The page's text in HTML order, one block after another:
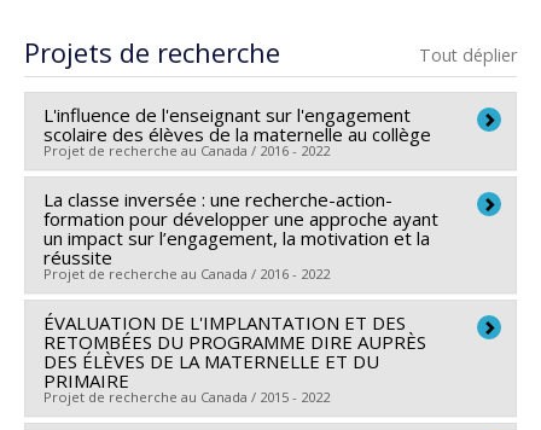
Cycle :Maîtrise
Diplôme obtenu :M.A.
Lien vers le document dans Papyrus
Projets de recherche Tout déplier
L'influence de l'enseignant sur l'engagement
scolaire des élèves de la maternelle au collège
Projet de recherche au Canada / 2016 - 2022
Chercheur principal : Michel Janosz
Co-chercheurs : Linda S. Pagani,Sophie Parent,
Chouinard
Carole Vezeau,Thérèse Bouffard
Sources de financement :FRQSC/Fonds de recherche
du Québec - Société et culture (FQRSC)
Programmes de subvention :
Programme Soutien aux équipes de recherche - Stade
La classe inversée : une recherche-action-
formation pour développer une approche ayant
un impact sur l’engagement, la motivation et la
réussite
Projet de recherche au Canada / 2016 - 2022
Chercheur principal : Bruno Poellhuber
Co-chercheurs : Roch Chouinard ,France Caron
Christelle Lison
Samuel Fournier St-Laurent,Caroline Cormier,
ÉVALUATION DE L'IMPLANTATION ET DES
RETOMBÉES DU PROGRAMME DIRE AUPRÈS
DES ÉLÈVES DE LA MATERNELLE ET DU
PRIMAIRE
Projet de recherche au Canada / 2015 - 2022